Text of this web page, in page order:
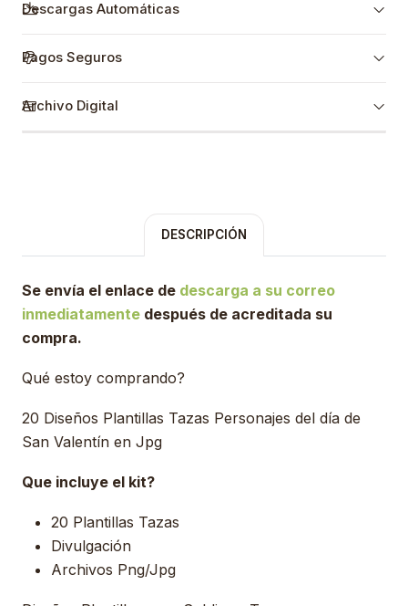
Descargas Automáticas
Pagos Seguros
Archivo Digital
DESCRIPCIÓN
Se envía el enlace de descarga a su correo
inmediatamente después de acreditada su
compra.
Qué estoy comprando?
20 Diseños Plantillas Tazas Personajes del día de
San Valentín en Jpg
Que incluye el kit?
20 Plantillas Tazas
Divulgación
Archivos Png/Jpg